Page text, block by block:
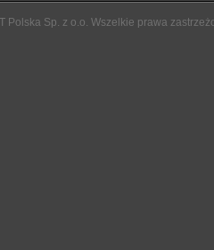
Polska Sp. z o.o. Wszelkie prawa